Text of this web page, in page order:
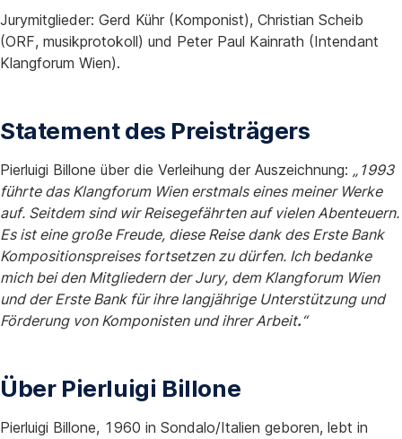
Jurymitglieder: Gerd Kühr (Komponist), Christian Scheib
(ORF, musikprotokoll) und Peter Paul Kainrath (Intendant
Klangforum Wien).
Statement des Preisträgers
Pierluigi Billone über die Verleihung der Auszeichnung: „1993
führte das Klangforum Wien erstmals eines meiner Werke
auf. Seitdem sind wir Reisegefährten auf vielen Abenteuern.
Es ist eine große Freude, diese Reise dank des Erste Bank
Kompositionspreises fortsetzen zu dürfen. Ich bedanke
mich bei den Mitgliedern der Jury, dem Klangforum Wien
und der Erste Bank für ihre langjährige Unterstützung und
Förderung von Komponisten und ihrer Arbeit. “
Über Pierluigi Billone
Pierluigi Billone, 1960 in Sondalo/Italien geboren, lebt in